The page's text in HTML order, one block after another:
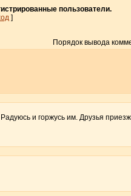
пользователи.
]
Порядок вывода
и горжусь им. Друзья